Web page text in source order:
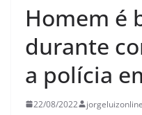
Homem é
durante
a polícia
22/08/2022 jorgeluizonline